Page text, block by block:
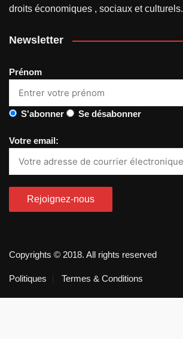
droits économiques , sociaux et culturels.
Newsletter
Prénom
S'abonner Se désabonner
Votre email:
Copyrights © 2018. All rights reserved
Politiques Termes & Conditions